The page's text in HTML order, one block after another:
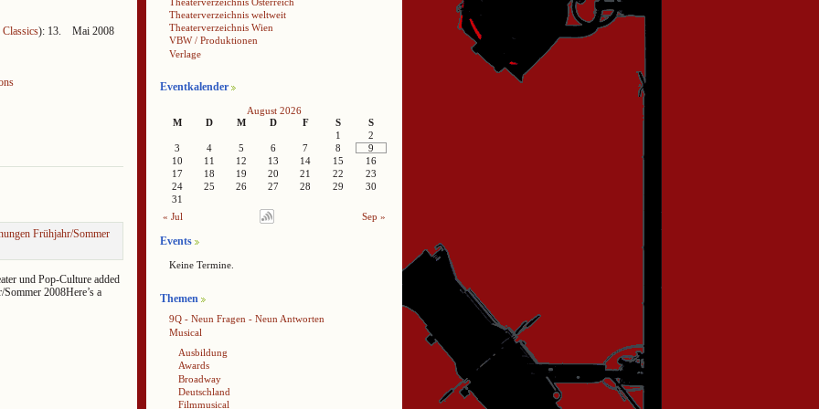
Classics): 13. Mai 2008
Frühjahr/Sommer
und Pop-Culture added
2008Here’s a
Theaterverzeichnis weltweit
Theaterverzeichnis Wien
VBW / Produktionen
Verlage
Eventkalender
August 2026
M
D M D F S
S
1
2
3
4 5 6 7 8
9
10
11 12 13 14 15
16
17
18 19 20 21 22
23
24
25 26 27 28 29
30
31
« Jul
Sep »
Events
Keine Termine.
Themen
9Q - Neun Fragen - Neun Antworten
Musical
Ausbildung
Awards
Broadway
Deutschland
Filmmusical